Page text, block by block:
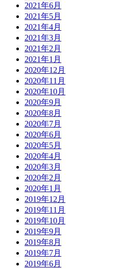
2021年6月
2021年5月
2021年4月
2021年3月
2021年2月
2021年1月
2020年12月
2020年11月
2020年10月
2020年9月
2020年8月
2020年7月
2020年6月
2020年5月
2020年4月
2020年3月
2020年2月
2020年1月
2019年12月
2019年11月
2019年10月
2019年9月
2019年8月
2019年7月
2019年6月